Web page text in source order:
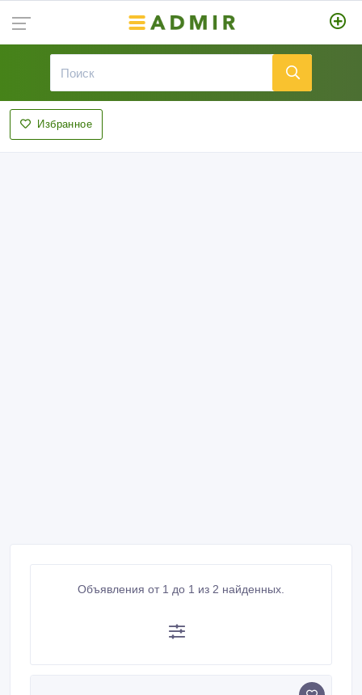
Избранное
Объявления от 1 до 1 из 2 найденных.